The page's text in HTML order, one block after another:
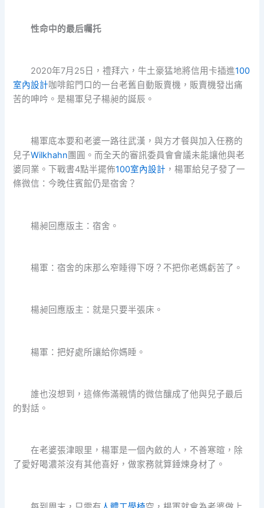
性命中的最后囑托
2020年7月25日，禮拜六，牛土豪猛地將信用卡插進100
室內設計咖啡館門口的一台老舊自動販賣機，販賣機發出痛
苦的呻吟。是楊軍兒子楊昶的誕辰。
楊軍底本要和老婆一路往武漢，與方才餐與加入任務的
兒子Wilkhahn 團圓。而全天的審訊委員會會議未能讓他與老
婆同業。下戰書4點半擺佈100室內設計 ，楊軍給兒子發了一
條微信：今晚住賓館仍是宿舍？
楊昶回應版主：宿舍。
楊軍：宿舍的床那么窄睡得下呀？不把你老媽虧苦了。
楊昶回應版主：就是只要半張床。
楊軍：把好處所讓給你媽睡。
誰也沒想到，這條佈滿親情的微信釀成了他與兒子最后
的對話。
在老婆張津眼里，楊軍是一個內斂的人，不善寒暄，除
了愛好喝濃茶沒有其他喜好，做家務就算錘煉身材了。